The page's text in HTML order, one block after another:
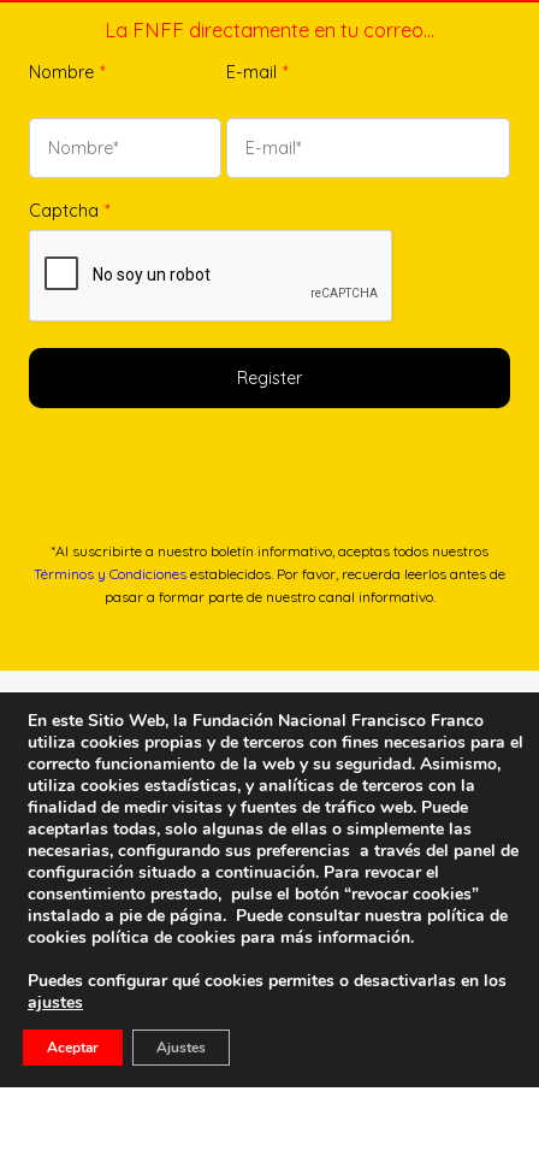
La FNFF directamente en tu correo…
Nombre * E-mail *
Captcha *
*Al suscribirte a nuestro boletín informativo, aceptas todos nuestros
Términos y Condiciones establecidos. Por favor, recuerda leerlos antes de
pasar a formar parte de nuestro canal informativo.
Calle Edgar Neville, 1 -1º Izq
(antes calle General Moscardó)
En este Sitio Web, la Fundación Nacional Francisco Franco
utiliza cookies propias y de terceros con fines necesarios para el
correcto funcionamiento de la web y su seguridad. Asimismo,
utiliza cookies estadísticas, y analíticas de terceros con la
finalidad de medir visitas y fuentes de tráfico web. Puede
aceptarlas todas, solo algunas de ellas o simplemente las
necesarias, configurando sus preferencias a través del panel de
configuración situado a continuación. Para revocar el
consentimiento prestado, pulse el botón “revocar cookies”
instalado a pie de página. Puede consultar nuestra política de
cookies política de cookies para más información.
Puedes configurar qué cookies permites o desactivarlas en los
ajustes
Aceptar Ajustes